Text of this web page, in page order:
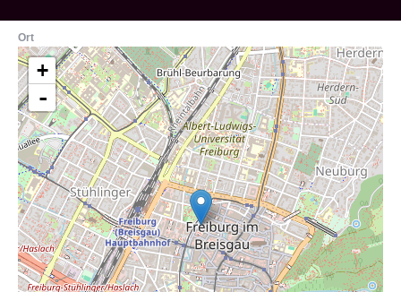
Ort
+
-